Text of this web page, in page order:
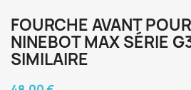
FOURCHE AVANT
NINEBOT MAX SÉRIE
SIMILAIRE